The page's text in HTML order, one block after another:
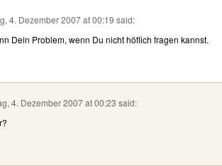
4. Dezember 2007 at 00:19 said:
Dein Problem, wenn Du nicht höflich fragen kannst.
4. Dezember 2007 at 00:23 said: